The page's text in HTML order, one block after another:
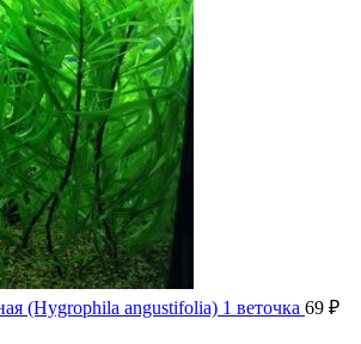
(Hygrophila angustifolia) 1 веточка 69 ₽